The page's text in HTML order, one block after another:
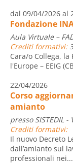
dal 09/04/2026 al
Fondazione
Aula Virtuale –
Crediti formativi:3
Cara/o Collega,
l'Europe – EEIG
22/04/2026
Corso
amianto
presso SISTEDIL
Crediti formativi:
Il nuovo Decreto
dall’amianto sul
professionali nei...